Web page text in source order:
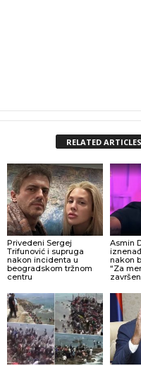
RELATED ARTICLES
Privedeni Sergej
Trifunović i supruga
nakon incidenta u
beogradskom tržnom
centru
Asmin
nakon
“Za